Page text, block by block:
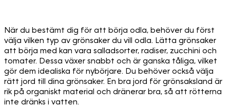
När du bestämt dig för att börja odla, behöver du först
välja vilken typ av grönsaker du vill odla. Lätta grönsaker
att börja med kan vara salladsorter, radiser, zucchini och
tomater. Dessa växer snabbt och är ganska tåliga, vilket
gör dem idealiska för nybörjare. Du behöver också välja
rätt jord till dina grönsaker. En bra jord för grönsaksland är
rik på organiskt material och dränerar bra, så att rötterna
inte dränks i vatten.